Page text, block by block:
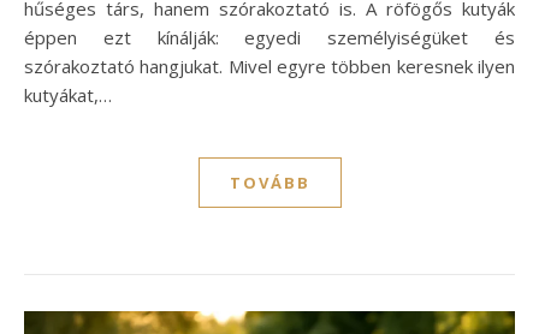
hűséges társ, hanem szórakoztató is. A röfögős kutyák
éppen ezt kínálják: egyedi személyiségüket és
szórakoztató hangjukat. Mivel egyre többen keresnek ilyen
kutyákat,…
TOVÁBB